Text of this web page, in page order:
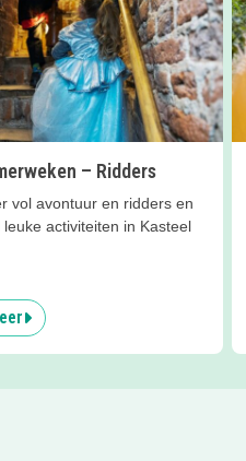
– Ridders
vol avontuur en ridders en
activiteiten in Kasteel